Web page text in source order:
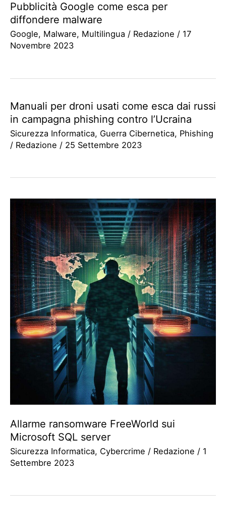
Pubblicità Google come esca per
diffondere malware
Google, Malware, Multilingua / Redazione / 17
Novembre 2023
Manuali per droni usati come esca dai russi
in campagna phishing contro l’Ucraina
Sicurezza Informatica, Guerra Cibernetica, Phishing
/ Redazione / 25 Settembre 2023
Allarme ransomware FreeWorld sui
Microsoft SQL server
Sicurezza Informatica, Cybercrime / Redazione / 1
Settembre 2023